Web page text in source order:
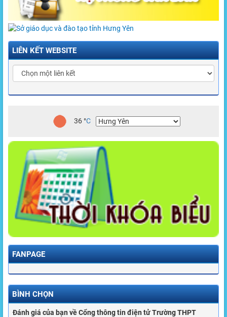
LIÊN KẾT WEBSITE
36°C
FANPAGE
BÌNH CHỌN
Đánh giá của bạn về Cổng thông tin điện tử Trường THPT